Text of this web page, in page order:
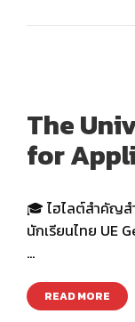
The
for
🎓 ไฮไลต์สำคัญส
นักเรียนไทย UE
…
READ MORE